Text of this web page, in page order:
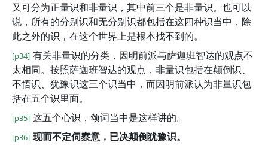
又可分为正量识和非量识，其中前三个是非量识。也可以
说，所有的分别识和无分别识都包括在这四种识当中，除
此之外的识，在这个世界上是根本找不到的。
[p34] 有关非量识的分类，因明前派与萨迦班智达的观点不
太相同。按照萨迦班智达的观点，非量识包括在颠倒识、
不悟识、犹豫识这三个识当中，而因明前派认为非量识包
括在五个识里面。
[p35] 这五个心识，颂词当中是这样讲的。
[p36] 现而不定伺察意，已决颠倒犹豫识。